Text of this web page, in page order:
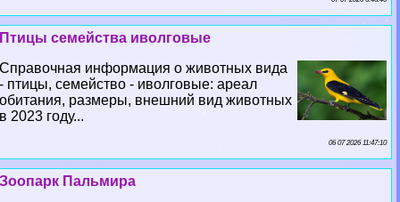
Птицы семейства иволговые
Справочная информация о животных вида
- птицы, семейство - иволговые: ареал
обитания, размеры, внешний вид животных
в 2023 году...
06 07 2026 11:47:10
Зоопарк Пальмира